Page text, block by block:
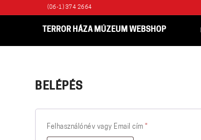
(06-1) 374 2664
TERROR HÁZA MÚZEUM WEBSHOP
BELÉPÉS
Felhasználónév vagy Email cím *Kötelező